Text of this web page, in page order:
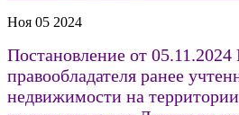
Ноя 05 2024
Постановление от
правообладателя ранее
недвижимости на территории